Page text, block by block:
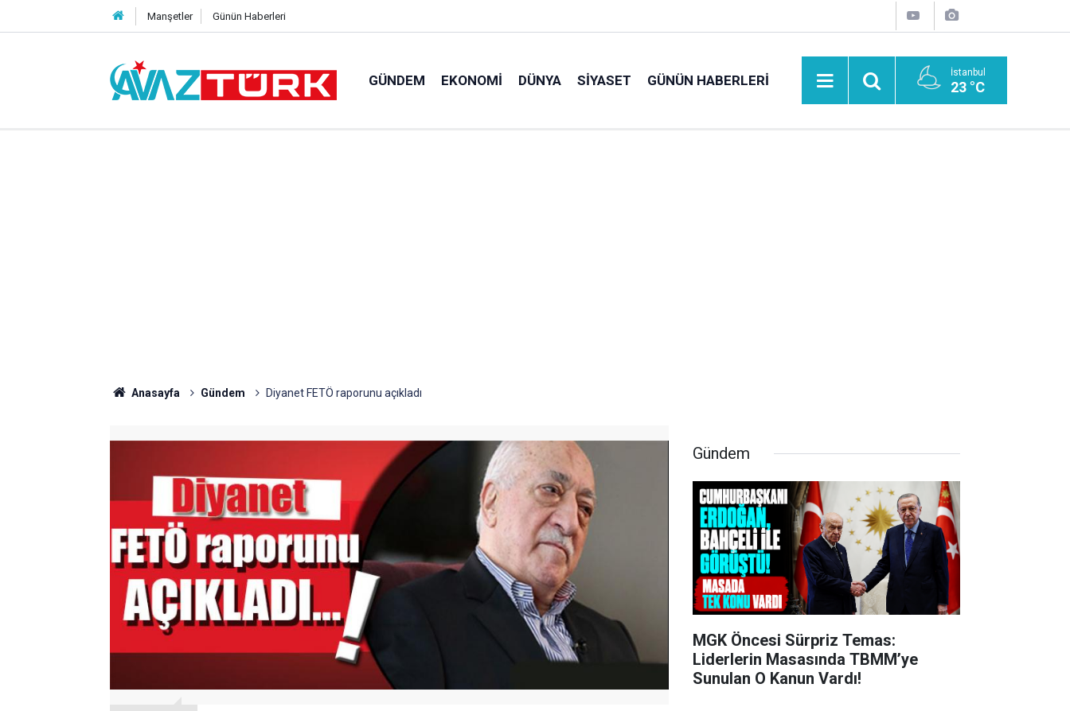
Manşetler Günün Haberleri
GÜNDEM EKONOMI DÜNYA SIYASET GÜNÜN HABERLERI İstanbul
23 °C
Anasayfa Gündem Diyanet FETÖ raporunu açıkladı
Gündem
MGK Öncesi Sürpriz Temas:
Liderlerin Masasında TBMM’ye
Sunulan O Kanun Vardı!